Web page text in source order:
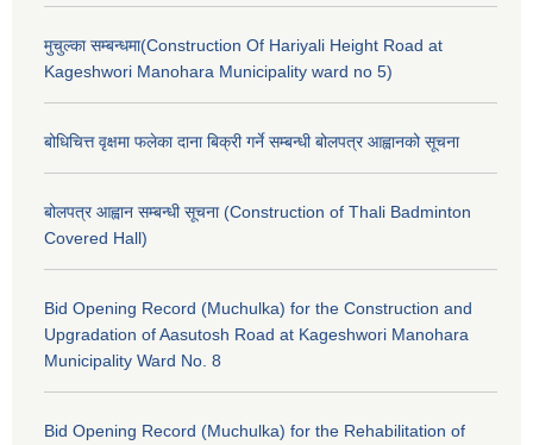
मुचुल्का सम्बन्धमा(Construction Of Hariyali Height Road at
Kageshwori Manohara Municipality ward no 5)
बोधिचित्त वृक्षमा फलेका दाना बिक्री गर्ने सम्बन्धी बोलपत्र आह्वानको सूचना
बोलपत्र आह्वान सम्बन्धी सूचना (Construction of Thali Badminton
Covered Hall)
Bid Opening Record (Muchulka) for the Construction and
Upgradation of Aasutosh Road at Kageshwori Manohara
Municipality Ward No. 8
Bid Opening Record (Muchulka) for the Rehabilitation of